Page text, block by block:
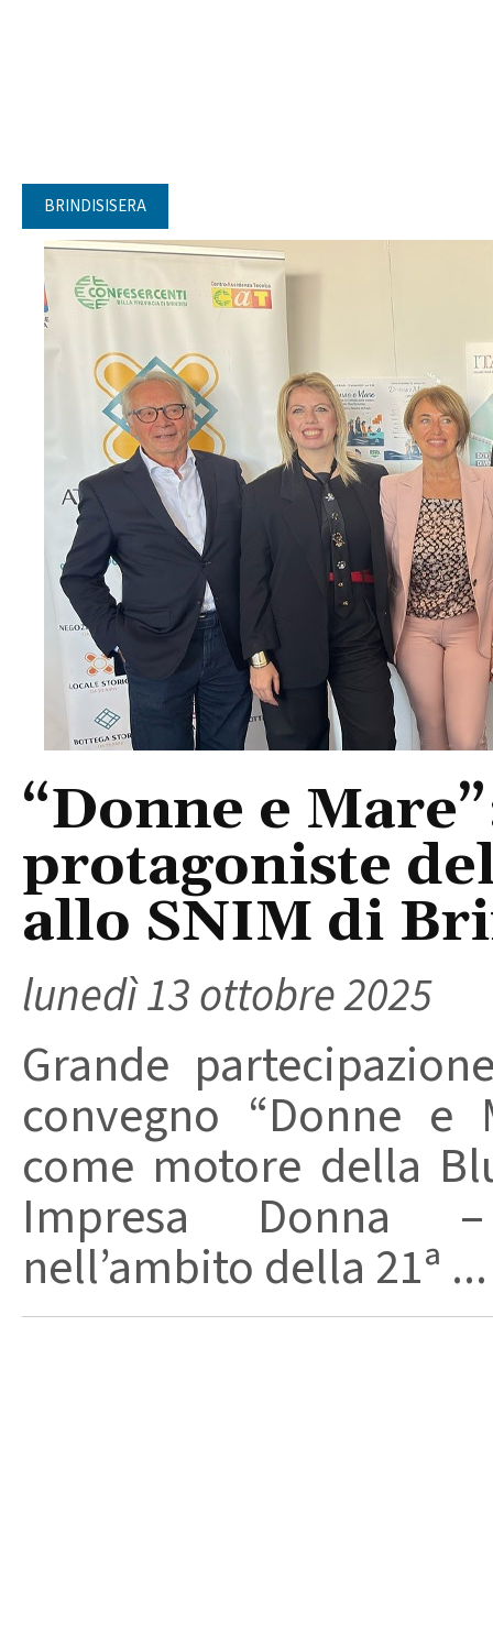
BRINDISISERA
“Donne e
protagoniste
allo SNIM di
lunedì 13 ottobre 2025
Grande
convegno “Donne e
come motore della
Impresa Donna
nell’ambito della 21ª ...